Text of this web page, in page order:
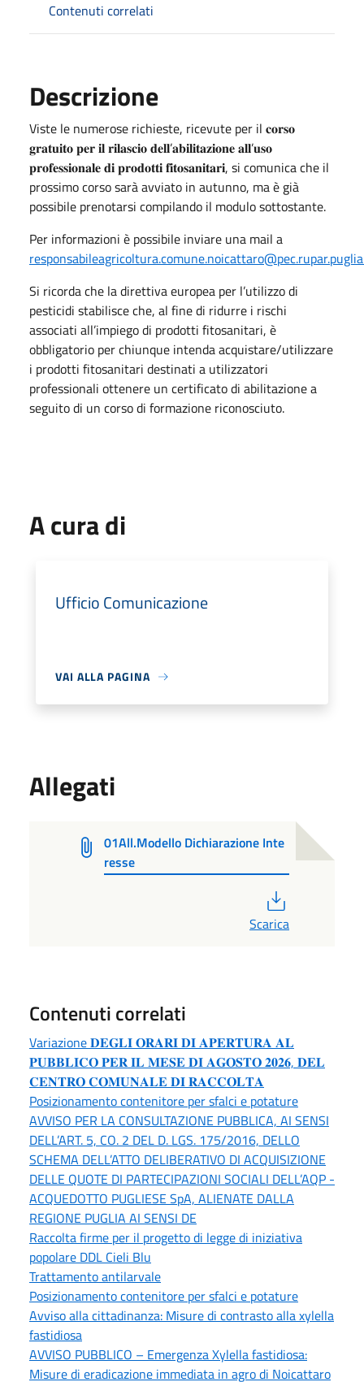
Contenuti correlati
Descrizione
Viste le numerose richieste, ricevute per il 𝐜𝐨𝐫𝐬𝐨
𝐠𝐫𝐚𝐭𝐮𝐢𝐭𝐨 𝐩𝐞𝐫 𝐢𝐥 𝐫𝐢𝐥𝐚𝐬𝐜𝐢𝐨 𝐝𝐞𝐥𝐥’𝐚𝐛𝐢𝐥𝐢𝐭𝐚𝐳𝐢𝐨𝐧𝐞 𝐚𝐥𝐥’𝐮𝐬𝐨
𝐩𝐫𝐨𝐟𝐞𝐬𝐬𝐢𝐨𝐧𝐚𝐥𝐞 𝐝𝐢 𝐩𝐫𝐨𝐝𝐨𝐭𝐭𝐢 𝐟𝐢𝐭𝐨𝐬𝐚𝐧𝐢𝐭𝐚𝐫𝐢, si comunica che il
prossimo corso sarà avviato in autunno, ma è già
possibile prenotarsi compilando il modulo sottostante.
Per informazioni è possibile inviare una mail a
Si ricorda che la direttiva europea per l’utilizzo di
pesticidi stabilisce che, al fine di ridurre i rischi
associati all’impiego di prodotti fitosanitari, è
obbligatorio per chiunque intenda acquistare/utilizzare
i prodotti fitosanitari destinati a utilizzatori
professionali ottenere un certificato di abilitazione a
seguito di un corso di formazione riconosciuto.
A cura di
Ufficio Comunicazione
VAI ALLA PAGINA
Allegati
01All.Modello Dichiarazione Inte
resse
Scarica
Contenuti correlati
Variazione 𝐃𝐄𝐆𝐋𝐈 𝐎𝐑𝐀𝐑𝐈 𝐃𝐈 𝐀𝐏𝐄𝐑𝐓𝐔𝐑𝐀 𝐀𝐋
𝐏𝐔𝐁𝐁𝐋𝐈𝐂𝐎 𝐏𝐄𝐑 𝐈𝐋 𝐌𝐄𝐒𝐄 𝐃𝐈 𝐀𝐆𝐎𝐒𝐓𝐎 𝟐𝟎𝟐𝟔, 𝐃𝐄𝐋
𝐂𝐄𝐍𝐓𝐑𝐎 𝐂𝐎𝐌𝐔𝐍𝐀𝐋𝐄 𝐃𝐈 𝐑𝐀𝐂𝐂𝐎𝐋𝐓𝐀
Posizionamento contenitore per sfalci e potature
AVVISO PER LA CONSULTAZIONE PUBBLICA, AI SENSI
DELL’ART. 5, CO. 2 DEL D. LGS. 175/2016, DELLO
SCHEMA DELL’ATTO DELIBERATIVO DI ACQUISIZIONE
DELLE QUOTE DI PARTECIPAZIONI SOCIALI DELL’AQP -
ACQUEDOTTO PUGLIESE SpA, ALIENATE DALLA
REGIONE PUGLIA AI SENSI DE
Raccolta firme per il progetto di legge di iniziativa
popolare DDL Cieli Blu
Trattamento antilarvale
Posizionamento contenitore per sfalci e potature
Avviso alla cittadinanza: Misure di contrasto alla xylella
fastidiosa
AVVISO PUBBLICO – Emergenza Xylella fastidiosa:
Misure di eradicazione immediata in agro di Noicattaro